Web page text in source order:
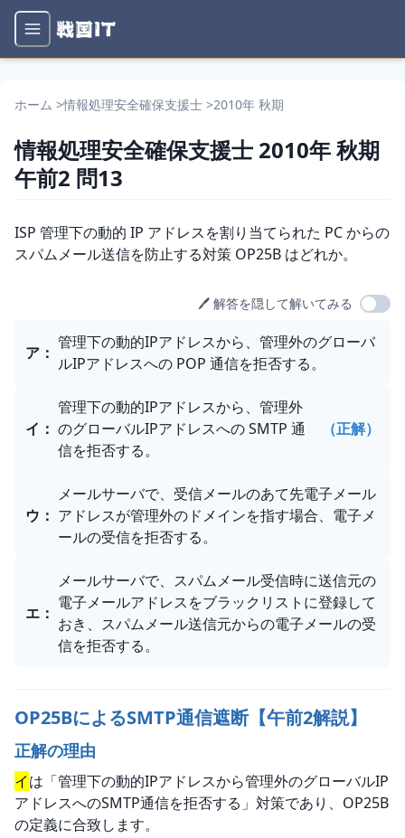
ホーム >情報処理安全確保支援士 >2010年 秋期
情報処理安全確保支援士 2010年 秋期
午前2 問13
問題文
ISP 管理下の動的 IP アドレスを割り当てられた PC からの
スパムメール送信を防止する対策 OP25B はどれか。
🖊️ 解答を隠して解いてみる
選択肢
ア ：
管理下の動的IPアドレスから、管理外のグローバ
ルIPアドレスへの POP 通信を拒否する。
イ ：
管理下の動的IPアドレスから、管理外
のグローバルIPアドレスへの SMTP 通
信を拒否する。
（正解）
ウ ：
メールサーバで、受信メールのあて先電子メール
アドレスが管理外のドメインを指す場合、電子メ
ールの受信を拒否する。
エ ：
メールサーバで、スパムメール受信時に送信元の
電子メールアドレスをブラックリストに登録して
おき、スパムメール送信元からの電子メールの受
信を拒否する。
OP25BによるSMTP通信遮断【午前2解説】
正解の理由
イは「管理下の動的IPアドレスから管理外のグローバルIP
アドレスへのSMTP通信を拒否する」対策であり、OP25B
の定義に合致します。